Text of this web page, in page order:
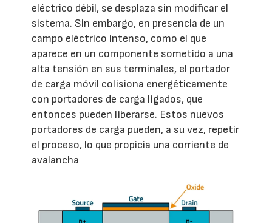
eléctrico débil, se desplaza sin modificar el
sistema. Sin embargo, en presencia de un
campo eléctrico intenso, como el que
aparece en un componente sometido a una
alta tensión en sus terminales, el portador
de carga móvil colisiona energéticamente
con portadores de carga ligados, que
entonces pueden liberarse. Estos nuevos
portadores de carga pueden, a su vez, repetir
el proceso, lo que propicia una corriente de
avalancha